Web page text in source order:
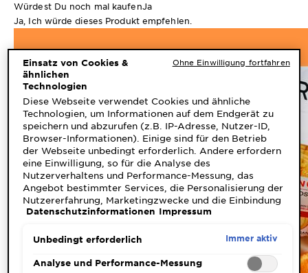
Würdest Du noch mal kaufenJa
Ja, Ich würde dieses Produkt empfehlen.
Einsatz von Cookies &
ähnlichen
Technologien
Diese Webseite verwendet Cookies und ähnliche
Technologien, um Informationen auf dem Endgerät zu
speichern und abzurufen (z.B. IP-Adresse, Nutzer-ID,
Browser-Informationen). Einige sind für den Betrieb
der Webseite unbedingt erforderlich. Andere erfordern
eine Einwilligung, so für die Analyse des
Nutzerverhaltens und Performance-Messung, das
Angebot bestimmter Services, die Personalisierung der
Nutzererfahrung, Marketingzwecke und die Einbindung
externer Medien. Nicht unbedingt erforderliche Cookies
abgelehnt ("Ohne Einwilligung fortfahren")
sind ebenfalls möglich und speicherbar ("Auswahl
Datenschutzinformationen Impressum
Unbedingt erforderlich Immer aktiv
Analyse und Performance-Messung
Ohne Einwilligung fortfahren